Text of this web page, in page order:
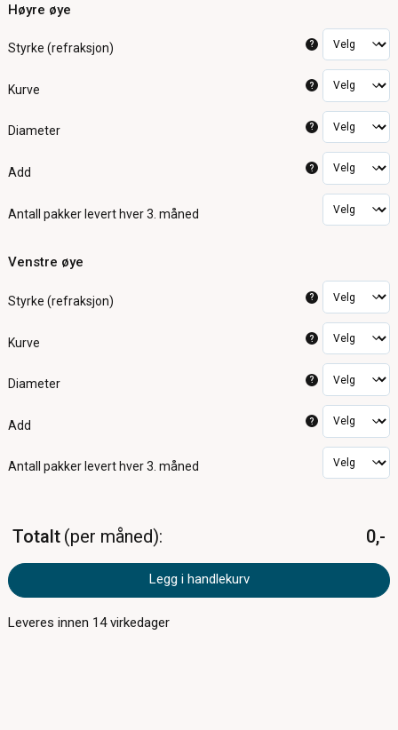
Høyre øye
Styrke (refraksjon) ?
Kurve ?
Diameter ?
Add ?
Antall pakker levert hver 3. måned
Venstre øye
Styrke (refraksjon) ?
Kurve ?
Diameter ?
Add ?
Antall pakker levert hver 3. måned
Totalt per måned 0,-
Legg i handlekurv
Leveres innen 14virkedager